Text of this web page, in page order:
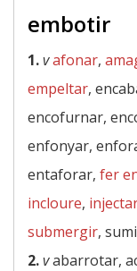
embotir
1.vafonar,
empeltar,
encofurnar,
enfonyar,
entaforar, fer
incloure,
submergir,
2.vabarrotar,